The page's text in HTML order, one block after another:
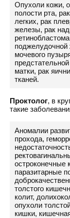
Опухоли кожи,
полости рта,
легких, рак
железы, рак
поджелудочной
мочевого
матки, рак
тканей.
Проктолог, в
такие
Аномалии
прохода,
остроконечные
паразитарные
толстого
колит,
опухоли
кишки,